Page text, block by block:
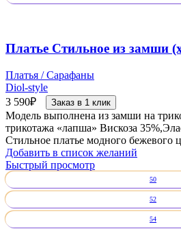
Платье Стильное из замши
Платья / Сарафаны
Diol-style
3 590₽ Заказ в 1 клик
Модель выполнена из замши на
трикотажа «лапша» Вискоза
Стильное платье модного бежевого
Добавить в список желаний
Быстрый просмотр
50
52
54